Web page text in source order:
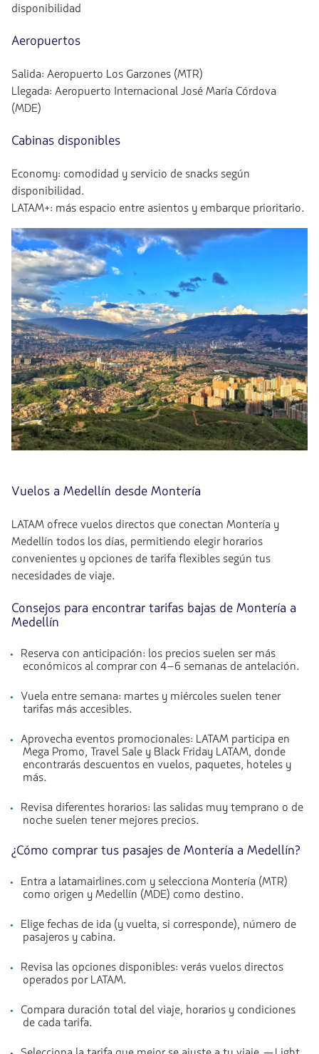
disponibilidad
Aeropuertos
Salida: Aeropuerto Los Garzones (MTR)
Llegada: Aeropuerto Internacional José María Córdova
(MDE)
Cabinas disponibles
Economy: comodidad y servicio de snacks según
disponibilidad.
LATAM+: más espacio entre asientos y embarque prioritario.
Vuelos a Medellín desde Montería
LATAM ofrece vuelos directos que conectan Montería y
Medellín todos los días, permitiendo elegir horarios
convenientes y opciones de tarifa flexibles según tus
necesidades de viaje.
Consejos para encontrar tarifas bajas de Montería a
Medellín
Reserva con anticipación: los precios suelen ser más
económicos al comprar con 4–6 semanas de antelación.
Vuela entre semana: martes y miércoles suelen tener
tarifas más accesibles.
Aprovecha eventos promocionales: LATAM participa en
Mega Promo, Travel Sale y Black Friday LATAM, donde
encontrarás descuentos en vuelos, paquetes, hoteles y
más.
Revisa diferentes horarios: las salidas muy temprano o de
noche suelen tener mejores precios.
¿Cómo comprar tus pasajes de Montería a Medellín?
Entra a latamairlines.com y selecciona Montería (MTR)
como origen y Medellín (MDE) como destino.
Elige fechas de ida (y vuelta, si corresponde), número de
pasajeros y cabina.
Revisa las opciones disponibles: verás vuelos directos
operados por LATAM.
Compara duración total del viaje, horarios y condiciones
de cada tarifa.